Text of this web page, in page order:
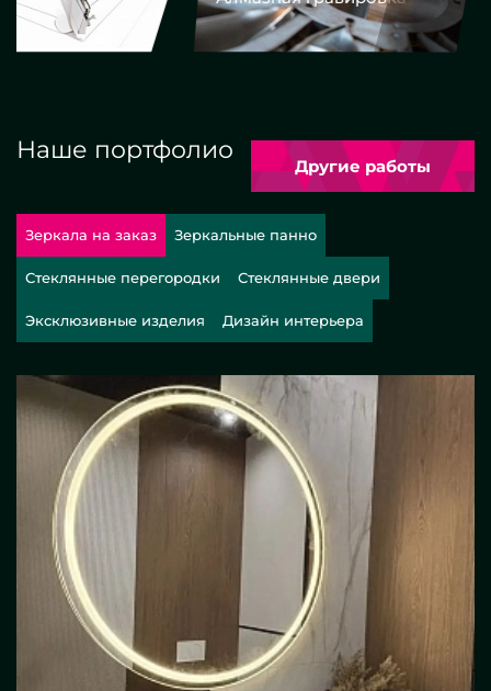
Наше портфолио
Другие работы
Зеркала на заказ Зеркальные панно
Стеклянные перегородки Стеклянные двери
Эксклюзивные изделия Дизайн интерьера